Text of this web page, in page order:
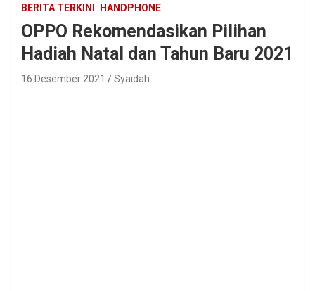
BERITA TERKINI HANDPHONE
OPPO Rekomendasikan Pilihan
Hadiah Natal dan Tahun Baru 2021
16 Desember 2021 Syaidah